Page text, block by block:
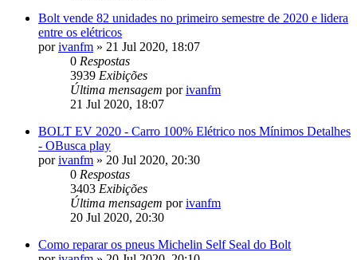
Bolt vende 82 unidades no primeiro semestre de 2020 e lidera
entre os elétricos
porivanfm » 21 Jul 2020, 18:07
0 Respostas
3939 Exibições
Última mensagem porivanfm
21 Jul 2020, 18:07
BOLT EV 2020 - Carro 100% Elétrico nos Mínimos Detalhes
- OBusca play
porivanfm » 20 Jul 2020, 20:30
0 Respostas
3403 Exibições
Última mensagem porivanfm
20 Jul 2020, 20:30
Como reparar os pneus Michelin Self Seal do Bolt